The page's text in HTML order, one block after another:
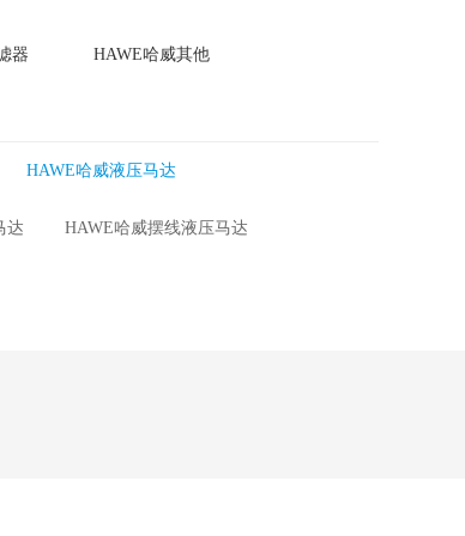
器 HAWE哈威其他
HAWE哈威液压马达
达 HAWE哈威摆线液压马达